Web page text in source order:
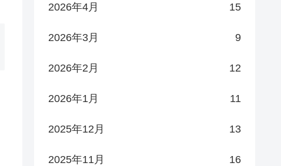
2026年4月 15
2026年3月 9
2026年2月 12
2026年1月 11
2025年12月 13
2025年11月 16